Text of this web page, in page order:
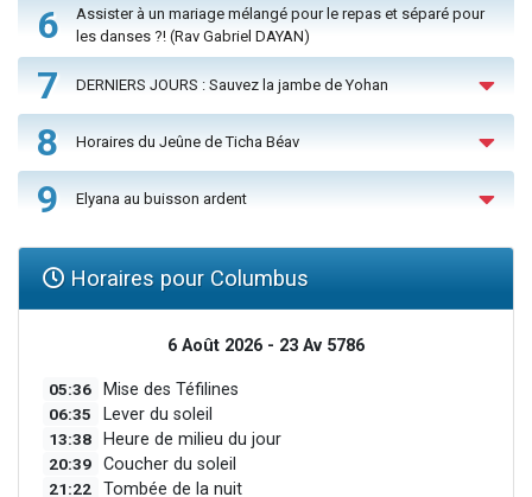
6
Assister à un mariage mélangé pour le repas et séparé pour
les danses ?! (Rav Gabriel DAYAN)
7 DERNIERS JOURS : Sauvez la jambe de Yohan
8 Horaires du Jeûne de Ticha Béav
9 Elyana au buisson ardent
Horaires pour Columbus
6 Août 2026 - 23 Av 5786
05:36 Mise des Téfilines
06:35 Lever du soleil
13:38 Heure de milieu du jour
20:39 Coucher du soleil
21:22 Tombée de la nuit